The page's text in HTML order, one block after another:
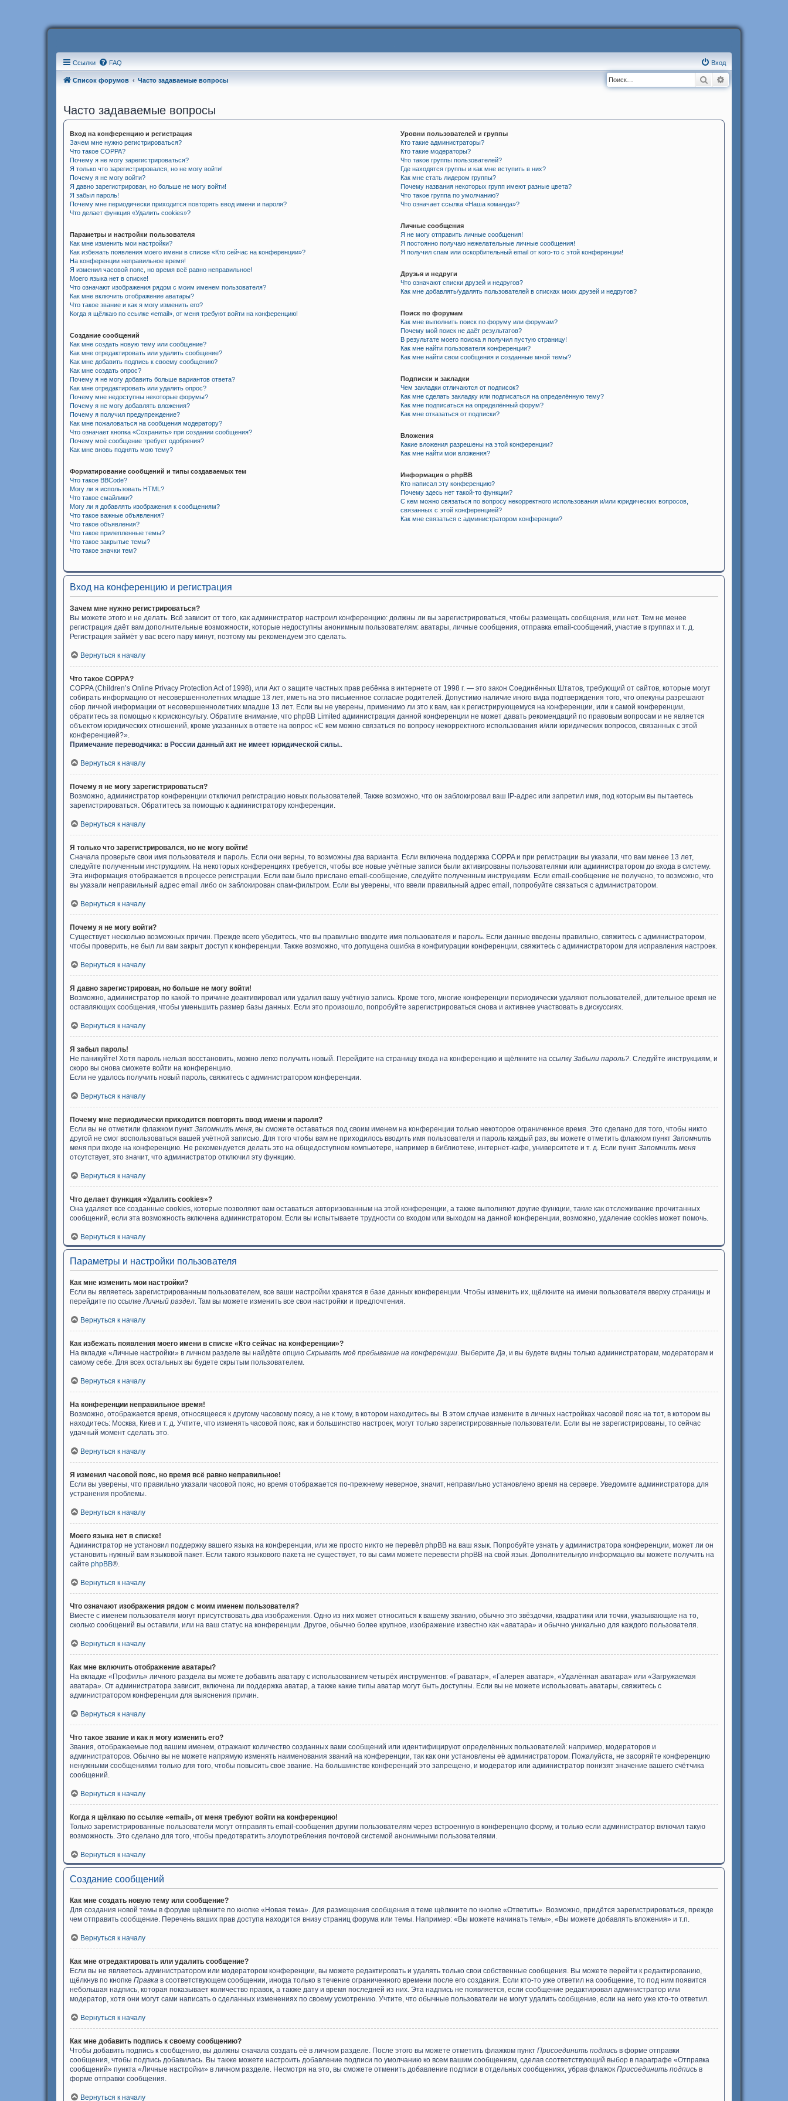
Ссылки FAQ Вход
Список форумов Часто задаваемые вопросы Поиск
Часто задаваемые вопросы
Вход на конференцию и регистрация
Зачем мне нужно регистрироваться?
Что такое COPPA?
Почему я не могу зарегистрироваться?
Я только что зарегистрировался, но не могу войти!
Почему я не могу войти?
Я давно зарегистрирован, но больше не могу войти!
Я забыл пароль!
Почему мне периодически приходится повторять ввод имени и пароля?
Что делает функция «Удалить cookies»?
Параметры и настройки пользователя
Как мне изменить мои настройки?
Как избежать появления моего имени в списке «Кто сейчас на конференции»?
На конференции неправильное время!
Я изменил часовой пояс, но время всё равно неправильное!
Моего языка нет в списке!
Что означают изображения рядом с моим именем пользователя?
Как мне включить отображение аватары?
Что такое звание и как я могу изменить его?
Когда я щёлкаю по ссылке «email», от меня требуют войти на конференцию!
Создание сообщений
Как мне создать новую тему или сообщение?
Как мне отредактировать или удалить сообщение?
Как мне добавить подпись к своему сообщению?
Как мне создать опрос?
Почему я не могу добавить больше вариантов ответа?
Как мне отредактировать или удалить опрос?
Почему мне недоступны некоторые форумы?
Почему я не могу добавлять вложения?
Почему я получил предупреждение?
Как мне пожаловаться на сообщения модератору?
Что означает кнопка «Сохранить» при создании сообщения?
Почему моё сообщение требует одобрения?
Как мне вновь поднять мою тему?
Форматирование сообщений и типы создаваемых тем
Что такое BBCode?
Могу ли я использовать HTML?
Что такое смайлики?
Могу ли я добавлять изображения к сообщениям?
Что такое важные объявления?
Что такое объявления?
Что такое прилепленные темы?
Что такое закрытые темы?
Что такое значки тем?
Уровни пользователей и группы
Кто такие администраторы?
Кто такие модераторы?
Что такое группы пользователей?
Где находятся группы и как мне вступить в них?
Как мне стать лидером группы?
Почему названия некоторых групп имеют разные цвета?
Что такое группа по умолчанию?
Что означает ссылка «Наша команда»?
Личные сообщения
Я не могу отправить личные сообщения!
Я постоянно получаю нежелательные личные сообщения!
Я получил спам или оскорбительный email от кого-то с этой конференции!
Друзья и недруги
Что означают списки друзей и недругов?
Как мне добавлять/удалять пользователей в списках моих друзей и недругов?
Поиск по форумам
Как мне выполнить поиск по форуму или форумам?
Почему мой поиск не даёт результатов?
В результате моего поиска я получил пустую страницу!
Как мне найти пользователя конференции?
Как мне найти свои сообщения и созданные мной темы?
Подписки и закладки
Чем закладки отличаются от подписок?
Как мне сделать закладку или подписаться на определённую тему?
Как мне подписаться на определённый форум?
Как мне отказаться от подписки?
Вложения
Какие вложения разрешены на этой конференции?
Как мне найти мои вложения?
Информация о phpBB
Кто написал эту конференцию?
Почему здесь нет такой-то функции?
С кем можно связаться по вопросу некорректного использования и/или юридических вопросов,
связанных с этой конференцией?
Как мне связаться с администратором конференции?
Вход на конференцию и регистрация
Зачем мне нужно регистрироваться?
Вы можете этого и не делать. Всё зависит от того, как администратор настроил конференцию: должны ли вы зарегистрироваться, чтобы размещать сообщения, или нет. Тем не менее
регистрация даёт вам дополнительные возможности, которые недоступны анонимным пользователям: аватары, личные сообщения, отправка email-сообщений, участие в группах и т. д.
Регистрация займёт у вас всего пару минут, поэтому мы рекомендуем это сделать.
Вернуться к началу
Что такое COPPA?
COPPA (Children’s Online Privacy Protection Act of 1998), или Акт о защите частных прав ребёнка в интернете от 1998 г. — это закон Соединённых Штатов, требующий от сайтов, которые могут
собирать информацию от несовершеннолетних младше 13 лет, иметь на это письменное согласие родителей. Допустимо наличие иного вида подтверждения того, что опекуны разрешают
сбор личной информации от несовершеннолетних младше 13 лет. Если вы не уверены, применимо ли это к вам, как к регистрирующемуся на конференции, или к самой конференции,
обратитесь за помощью к юрисконсульту. Обратите внимание, что phpBB Limited администрация данной конференции не может давать рекомендаций по правовым вопросам и не является
объектом юридических отношений, кроме указанных в ответе на вопрос «С кем можно связаться по вопросу некорректного использования и/или юридических вопросов, связанных с этой
конференцией?».
Примечание переводчика: в России данный акт не имеет юридической силы..
Вернуться к началу
Почему я не могу зарегистрироваться?
Возможно, администратор конференции отключил регистрацию новых пользователей. Также возможно, что он заблокировал ваш IP-адрес или запретил имя, под которым вы пытаетесь
зарегистрироваться. Обратитесь за помощью к администратору конференции.
Вернуться к началу
Я только что зарегистрировался, но не могу войти!
Сначала проверьте свои имя пользователя и пароль. Если они верны, то возможны два варианта. Если включена поддержка COPPA и при регистрации вы указали, что вам менее 13 лет,
следуйте полученным инструкциям. На некоторых конференциях требуется, чтобы все новые учётные записи были активированы пользователями или администратором до входа в систему.
Эта информация отображается в процессе регистрации. Если вам было прислано email-сообщение, следуйте полученным инструкциям. Если email-сообщение не получено, то возможно, что
вы указали неправильный адрес email либо он заблокирован спам-фильтром. Если вы уверены, что ввели правильный адрес email, попробуйте связаться с администратором.
Вернуться к началу
Почему я не могу войти?
Существует несколько возможных причин. Прежде всего убедитесь, что вы правильно вводите имя пользователя и пароль. Если данные введены правильно, свяжитесь с администратором,
чтобы проверить, не был ли вам закрыт доступ к конференции. Также возможно, что допущена ошибка в конфигурации конференции, свяжитесь с администратором для исправления настроек.
Вернуться к началу
Я давно зарегистрирован, но больше не могу войти!
Возможно, администратор по какой-то причине деактивировал или удалил вашу учётную запись. Кроме того, многие конференции периодически удаляют пользователей, длительное время не
оставляющих сообщения, чтобы уменьшить размер базы данных. Если это произошло, попробуйте зарегистрироваться снова и активнее участвовать в дискуссиях.
Вернуться к началу
Я забыл пароль!
Не паникуйте! Хотя пароль нельзя восстановить, можно легко получить новый. Перейдите на страницу входа на конференцию и щёлкните на ссылку Забыли пароль?. Следуйте инструкциям, и
скоро вы снова сможете войти на конференцию.
Если не удалось получить новый пароль, свяжитесь с администратором конференции.
Вернуться к началу
Почему мне периодически приходится повторять ввод имени и пароля?
Если вы не отметили флажком пункт Запомнить меня, вы сможете оставаться под своим именем на конференции только некоторое ограниченное время. Это сделано для того, чтобы никто
другой не смог воспользоваться вашей учётной записью. Для того чтобы вам не приходилось вводить имя пользователя и пароль каждый раз, вы можете отметить флажком пункт Запомнить
меня при входе на конференцию. Не рекомендуется делать это на общедоступном компьютере, например в библиотеке, интернет-кафе, университете и т. д. Если пункт Запомнить меня
отсутствует, это значит, что администратор отключил эту функцию.
Вернуться к началу
Что делает функция «Удалить cookies»?
Она удаляет все созданные cookies, которые позволяют вам оставаться авторизованным на этой конференции, а также выполняют другие функции, такие как отслеживание прочитанных
сообщений, если эта возможность включена администратором. Если вы испытываете трудности со входом или выходом на данной конференции, возможно, удаление cookies может помочь.
Вернуться к началу
Параметры и настройки пользователя
Как мне изменить мои настройки?
Если вы являетесь зарегистрированным пользователем, все ваши настройки хранятся в базе данных конференции. Чтобы изменить их, щёлкните на имени пользователя вверху страницы и
перейдите по ссылкеЛичный раздел. Там вы можете изменить все свои настройки и предпочтения.
Вернуться к началу
Как избежать появления моего имени в списке «Кто сейчас на конференции»?
На вкладке «Личные настройки» в личном разделе вы найдёте опцию Скрывать моё пребывание на конференции. ВыберитеДа, и вы будете видны только администраторам, модераторам и
самому себе. Для всех остальных вы будете скрытым пользователем.
Вернуться к началу
На конференции неправильное время!
Возможно, отображается время, относящееся к другому часовому поясу, а не к тому, в котором находитесь вы. В этом случае измените в личных настройках часовой пояс на тот, в котором вы
находитесь: Москва, Киев и т. д. Учтите, что изменять часовой пояс, как и большинство настроек, могут только зарегистрированные пользователи. Если вы не зарегистрированы, то сейчас
удачный момент сделать это.
Вернуться к началу
Я изменил часовой пояс, но время всё равно неправильное!
Если вы уверены, что правильно указали часовой пояс, но время отображается по-прежнему неверное, значит, неправильно установлено время на сервере. Уведомите администратора для
устранения проблемы.
Вернуться к началу
Моего языка нет в списке!
Администратор не установил поддержку вашего языка на конференции, или же просто никто не перевёл phpBB на ваш язык. Попробуйте узнать у администратора конференции, может ли он
установить нужный вам языковой пакет. Если такого языкового пакета не существует, то вы сами можете перевести phpBB на свой язык. Дополнительную информацию вы можете получить на
сайте phpBB®.
Вернуться к началу
Что означают изображения рядом с моим именем пользователя?
Вместе с именем пользователя могут присутствовать два изображения. Одно из них может относиться к вашему званию, обычно это звёздочки, квадратики или точки, указывающие на то,
сколько сообщений вы оставили, или на ваш статус на конференции. Другое, обычно более крупное, изображение известно как «аватара» и обычно уникально для каждого пользователя.
Вернуться к началу
Как мне включить отображение аватары?
На вкладке «Профиль» личного раздела вы можете добавить аватару с использованием четырёх инструментов: «Граватар», «Галерея аватар», «Удалённая аватара» или «Загружаемая
аватара». От администратора зависит, включена ли поддержка аватар, а также какие типы аватар могут быть доступны. Если вы не можете использовать аватары, свяжитесь с
администратором конференции для выяснения причин.
Вернуться к началу
Что такое звание и как я могу изменить его?
Звания, отображаемые под вашим именем, отражают количество созданных вами сообщений или идентифицируют определённых пользователей: например, модераторов и
администраторов. Обычно вы не можете напрямую изменять наименования званий на конференции, так как они установлены её администратором. Пожалуйста, не засоряйте конференцию
ненужными сообщениями только для того, чтобы повысить своё звание. На большинстве конференций это запрещено, и модератор или администратор понизят значение вашего счётчика
сообщений.
Вернуться к началу
Когда я щёлкаю по ссылке «email», от меня требуют войти на конференцию!
Только зарегистрированные пользователи могут отправлять email-сообщения другим пользователям через встроенную в конференцию форму, и только если администратор включил такую
возможность. Это сделано для того, чтобы предотвратить злоупотребления почтовой системой анонимными пользователями.
Вернуться к началу
Создание сообщений
Как мне создать новую тему или сообщение?
Для создания новой темы в форуме щёлкните по кнопке «Новая тема». Для размещения сообщения в теме щёлкните по кнопке «Ответить». Возможно, придётся зарегистрироваться, прежде
чем отправить сообщение. Перечень ваших прав доступа находится внизу страниц форума или темы. Например: «Вы можете начинать темы», «Вы можете добавлять вложения» и т.п.
Вернуться к началу
Как мне отредактировать или удалить сообщение?
Если вы не являетесь администратором или модератором конференции, вы можете редактировать и удалять только свои собственные сообщения. Вы можете перейти к редактированию,
щёлкнув по кнопке Правка в соответствующем сообщении, иногда только в течение ограниченного времени после его создания. Если кто-то уже ответил на сообщение, то под ним появится
небольшая надпись, которая показывает количество правок, а также дату и время последней из них. Эта надпись не появляется, если сообщение редактировал администратор или
модератор, хотя они могут сами написать о сделанных изменениях по своему усмотрению. Учтите, что обычные пользователи не могут удалить сообщение, если на него уже кто-то ответил.
Вернуться к началу
Как мне добавить подпись к своему сообщению?
Чтобы добавить подпись к сообщению, вы должны сначала создать её в личном разделе. После этого вы можете отметить флажком пункт Присоединить подпись в форме отправки
сообщения, чтобы подпись добавилась. Вы также можете настроить добавление подписи по умолчанию ко всем вашим сообщениям, сделав соответствующий выбор в параграфе «Отправка
сообщений» пункта «Личные настройки» в личном разделе. Несмотря на это, вы сможете отменить добавление подписи в отдельных сообщениях, убрав флажок Присоединить подпись в
форме отправки сообщения.
Вернуться к началу